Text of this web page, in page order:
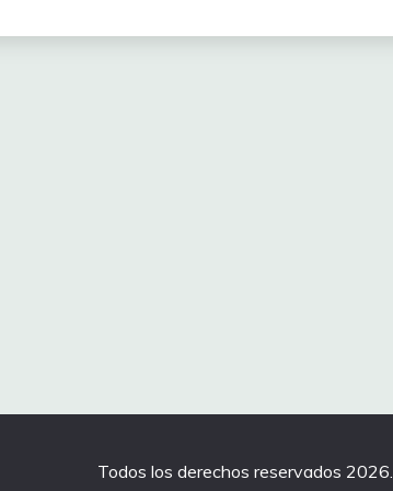
Todos los derechos reservados 2026.